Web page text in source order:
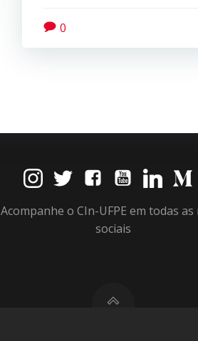
0
Acompanhe o CIn-UFPE em todas as
sociais